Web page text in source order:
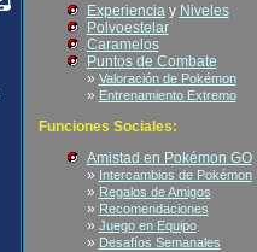
Experienciay Niveles
Polvoestelar
Caramelos
Puntos de Combate
» Valoración de Pokémon
» Entrenamiento Extremo
Funciones Sociales:
Amistad en Pokémon GO
» Intercambios de Pokémon
» Regalos de Amigos
» Recomendaciones
» Juego en Equipo
» Desafíos Semanales